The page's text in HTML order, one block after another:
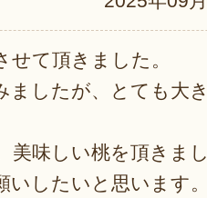
せて頂きました。
ましたが、とても大
美味しい桃を頂きま
いしたいと思います